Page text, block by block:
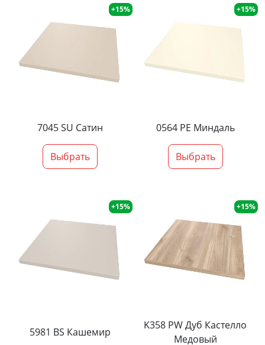
+15%
7045 SU Сатин
Выбрать
+15%
0564 PE Миндаль
Выбрать
+15%
5981 BS Кашемир
+15%
K358 PW Дуб Кастелло
Медовый